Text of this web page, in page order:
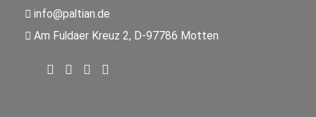
info@paltian.de
Am Fuldaer Kreuz 2, D-97786 Motten